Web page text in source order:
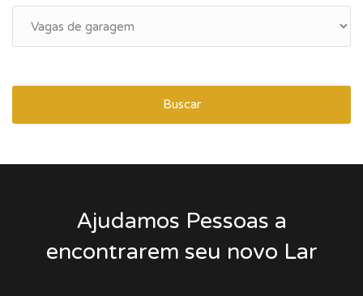
Buscar
Ajudamos Pessoas a
encontrarem seu novo Lar